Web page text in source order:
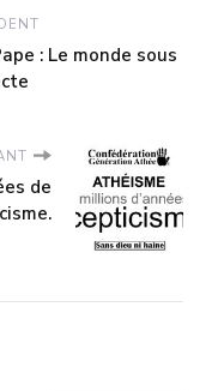
: Le monde sous
de